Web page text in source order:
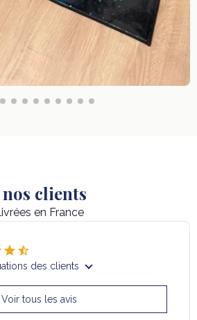
clients
en France
des clients
Voir tous les avis